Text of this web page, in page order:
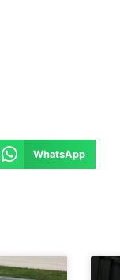
WhatsApp